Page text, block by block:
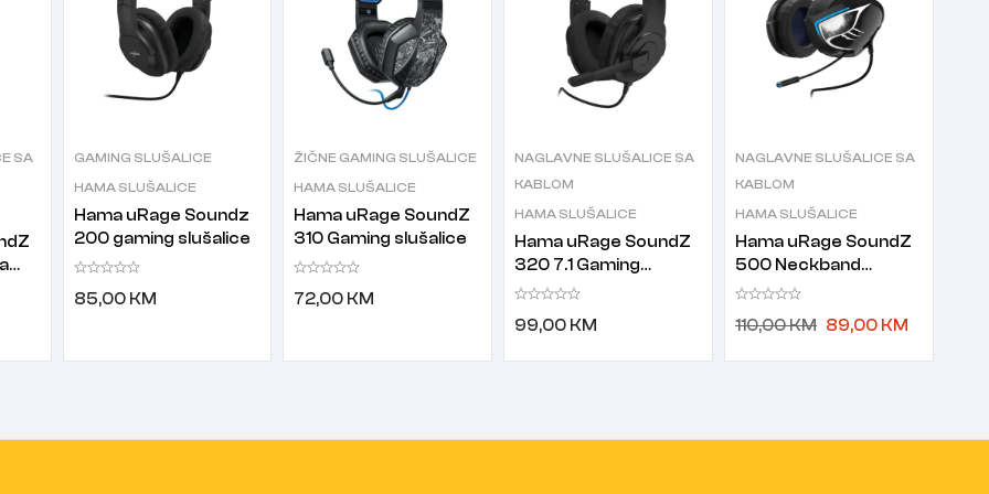
SA
GAMING SLUŠALICE
HAMA SLUŠALICE
Hama uRage Soundz
200 gaming slušalice
85,00 KM
ŽIČNE GAMING SLUŠALICE
HAMA SLUŠALICE
Hama uRage SoundZ
310 Gaming slušalice
72,00 KM
NAGLAVNE SLUŠALICE SA
KABLOM
HAMA SLUŠALICE
Hama uRage SoundZ
320 7.1 Gaming
slušalice sa
99,00 KM
NAGLAVNE SLUŠALICE SA
KABLOM
HAMA SLUŠALICE
Hama uRage SoundZ
500 Neckband
Gaming slušalice sa
110,00KM 89,00 KM